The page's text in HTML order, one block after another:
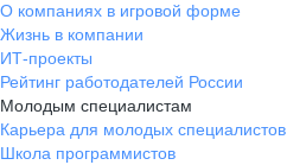
О компаниях в игровой форме
Жизнь в компании
ИТ-проекты
Рейтинг работодателей России
Молодым специалистам
Карьера для молодых специалистов
Школа программистов